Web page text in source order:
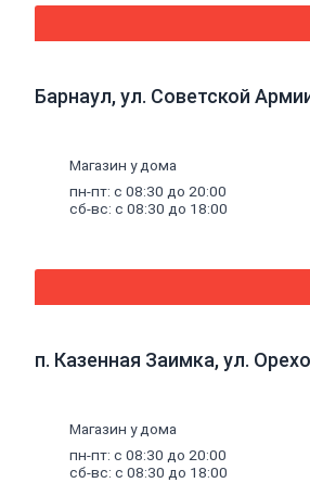
Плитка
подвесной
для
карнизов
потолочные
панели
комплектующие
ПВХ,
комплектующие
Барнаул, ул. Советской
Магазин у дома
пн-пт: с 08:30 до 20:00
сб-вс: с 08:30 до 18:00
п. Казенная Заимка, ул.
Магазин у дома
пн-пт: с 08:30 до 20:00
сб-вс: с 08:30 до 18:00